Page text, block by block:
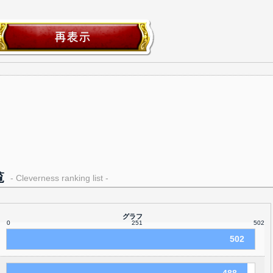
- Cleverness ranking list -
502
251
0
グラフ
502